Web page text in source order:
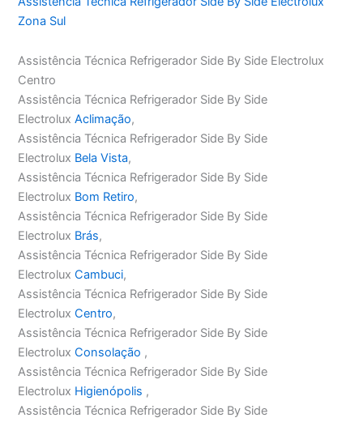
Zona Sul
Assistência Técnica Refrigerador Side By Side Electrolux
Centro
Assistência Técnica Refrigerador Side By Side
ElectroluxAclimação,
Assistência Técnica Refrigerador Side By Side
Electrolux Bela Vista,
Assistência Técnica Refrigerador Side By Side
Electrolux Bom Retiro,
Assistência Técnica Refrigerador Side By Side
Electrolux Brás,
Assistência Técnica Refrigerador Side By Side
ElectroluxCambuci,
Assistência Técnica Refrigerador Side By Side
ElectroluxCentro,
Assistência Técnica Refrigerador Side By Side
ElectroluxConsolação ,
Assistência Técnica Refrigerador Side By Side
Electrolux Higienópolis ,
Assistência Técnica Refrigerador Side By Side